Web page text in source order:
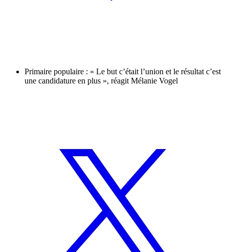
Primaire populaire : « Le but c’était l’union et le résultat c’est
une candidature en plus », réagit Mélanie Vogel